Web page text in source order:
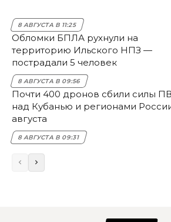
8 АВГУСТА В 11:25
Обломки БПЛА рухнули на
территорию Ильского НПЗ —
пострадали 5 человек
8 АВГУСТА В 09:56
Почти 400 дронов сбили силы
над Кубанью и регионами
августа
8 АВГУСТА В 09:31